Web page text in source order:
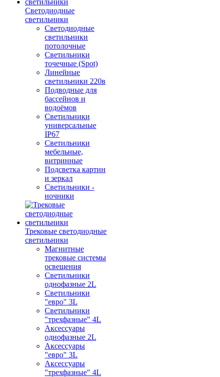
Светодиодные
светильники
Светодиодные
светильники
потолочные
Светильники
точечные (Spot)
Линейные
светильники 220в
Подводные для
бассейнов и
водоёмов
Светильники
универсальные
IP67
Светильники
мебельные,
витринные
Подсветка картин
и зеркал
Светильники -
ночники
Трековые светодиодные
светильники
Магнитные
трековые системы
освещения
Светильники
однофазные 2L
Светильники
"евро" 3L
Светильники
"трехфазные" 4L
Аксессуары
однофазные 2L
Аксессуары
"евро" 3L
Аксессуары
"трехфазные" 4L